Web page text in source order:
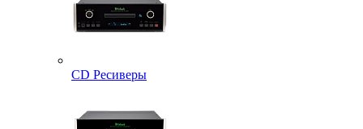
CD Ресиверы